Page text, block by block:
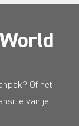
Of het
van je